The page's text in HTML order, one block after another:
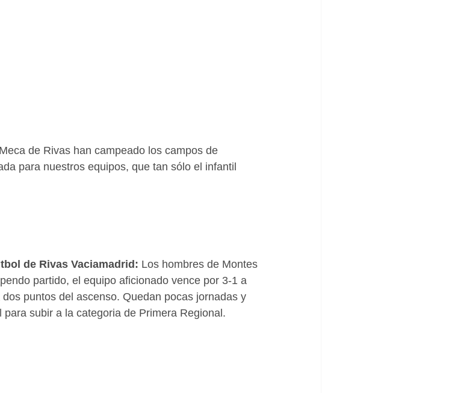
de Rivas han campeado los campos de
para nuestros equipos, que tan sólo el infantil
de Rivas Vaciamadrid: Los hombres de Montes
partido, el equipo aficionado vence por 3-1 a
puntos del ascenso. Quedan pocas jornadas y
subir a la categoria de Primera Regional.